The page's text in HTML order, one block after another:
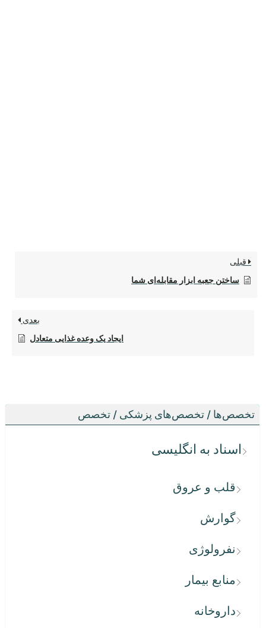
تخصص‌ها / تخصص‌های پزشکی / تخصص
اسناد به انگلیسی
قلب و عروق
گوارش
نفرولوژی
منابع بیمار
داروخانه
قبلی
ساختن جعبه ابزار مقابله‌ای شما
بعدی
ایجاد یک وعده غذایی متعادل